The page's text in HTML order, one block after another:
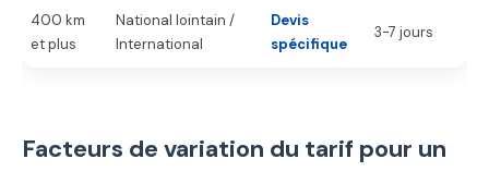
400 km
et plus
National lointain /
International
Devis
spécifique
3-7 jours
Facteurs de variation du tarif pour un